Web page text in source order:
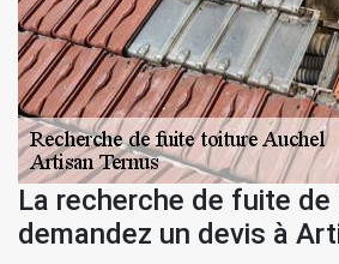
La recherche de fuite
demandez un devis à